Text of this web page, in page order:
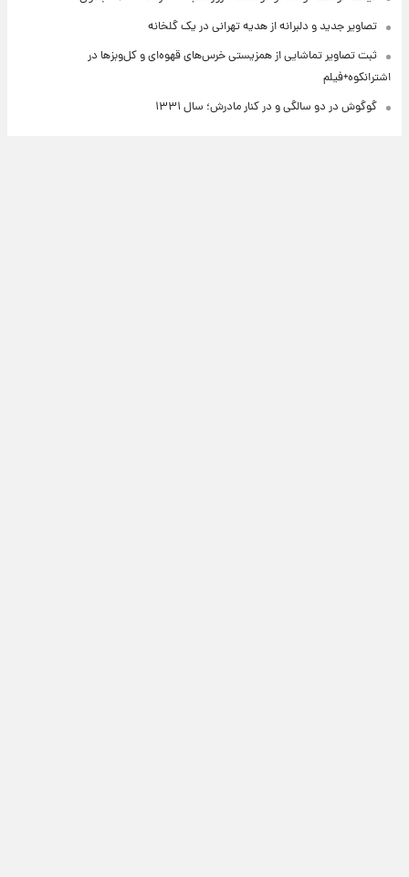
تصاویر جدید و دلبرانه از هدیه تهرانی در یک گلخانه
ثبت تصاویر تماشایی از همزیستی خرس‌های قهوه‌ای و کل‌وبزها در
اشترانکوه+فیلم
گوگوش در دو سالگی و در کنار مادرش؛ سال ۱۳۳۱